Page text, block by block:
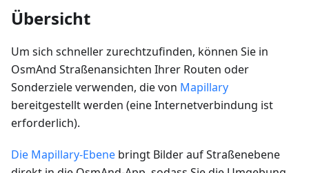
Übersicht
Um sich schneller zurechtzufinden, können Sie in
OsmAnd Straßenansichten Ihrer Routen oder
Sonderziele verwenden, die von Mapillary
bereitgestellt werden (eine Internetverbindung ist
erforderlich).
Die Mapillary-Ebene bringt Bilder auf Straßenebene